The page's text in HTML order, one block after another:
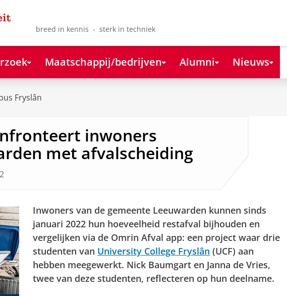
breed in kennis - sterk in techniek
Maatschappij/bedrijven Alumni Nieuws
Fryslân
inwoners
met afvalscheiding
Inwoners van de gemeente Leeuwarden kunnen sinds
januari 2022 hun hoeveelheid restafval bijhouden en
vergelijken via de Omrin Afval app: een project waar drie
studenten van University College Fryslân (UCF) aan
hebben meegewerkt. Nick Baumgart en Janna de Vries,
twee van deze studenten, reflecteren op hun deelname.